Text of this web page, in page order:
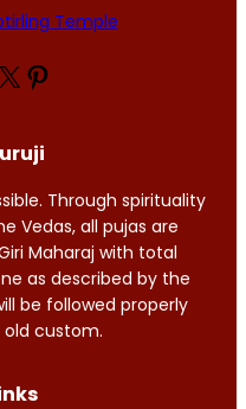
Temple
X Pinterest
Through spirituality
Vedas, all pujas are
Maharaj with total
as described by the
be followed properly
custom.